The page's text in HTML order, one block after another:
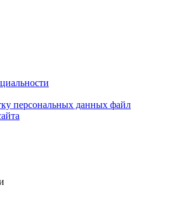
персональных данных файл